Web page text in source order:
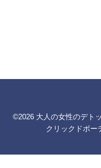
©2026 大人の女性のデト
クリックドボー